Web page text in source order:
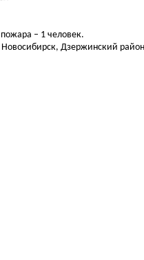
– 1 человек.
Новосибирск, Дзержинский